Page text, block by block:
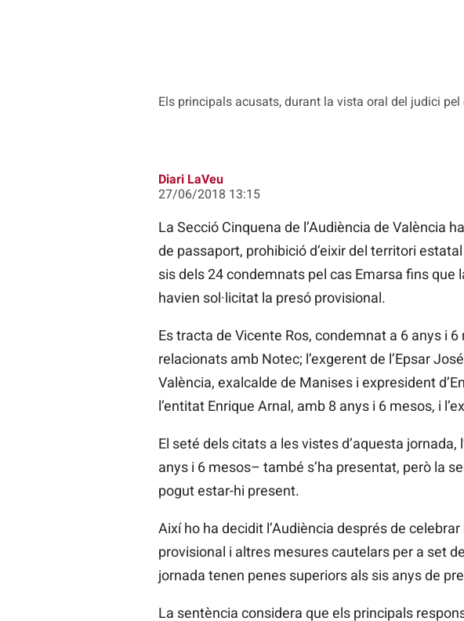
Els principals acusats, durant la vista oral del judici
Diari LaVeu
27/06/2018 13:15
La Secció Cinquena de l’Audiència de València
de passaport, prohibició d’eixir del territori
sis dels 24 condemnats pel cas Emarsa fins
havien sol·licitat la presó provisional.
Es tracta de Vicente Ros, condemnat a 6 anys i
relacionats amb Notec; l’exgerent de l’Epsar
València, exalcalde de Manises i expresident
l’entitat Enrique Arnal, amb 8 anys i 6 mesos, i
El seté dels citats a les vistes d’aquesta
anys i 6 mesos– també s’ha presentat, però la
pogut estar-hi present.
Així ho ha decidit l’Audiència després de
provisional i altres mesures cautelars per a set
jornada tenen penes superiors als sis anys de
La sentència considera que els principals